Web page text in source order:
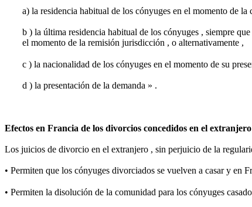
a) la residencia habitual de los cónyuges en el momento de
b ) la última residencia habitual de los cónyuges , siempre
el momento de la remisión jurisdicción , o alternativamente ,
c ) la nacionalidad de los cónyuges en el momento de su
d ) la presentación de la demanda » .
Efectos en Francia de los divorcios concedidos en el extranjero
Los juicios de divorcio en el extranjero , sin perjuicio de la
• Permiten que los cónyuges divorciados se vuelven a casar y en
• Permiten la disolución de la comunidad para los cónyuges